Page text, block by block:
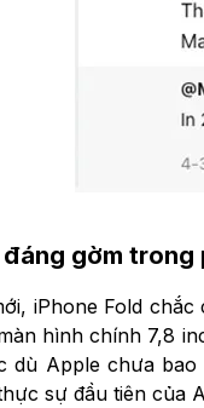
gờm trong
iPhone Fold
hình chính 7,8
dù Apple chưa
sự đầu tiên của